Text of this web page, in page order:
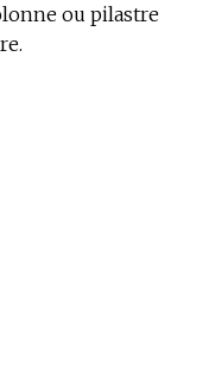
ou pilastre